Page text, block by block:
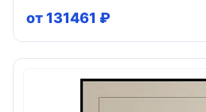
от 131461 ₽